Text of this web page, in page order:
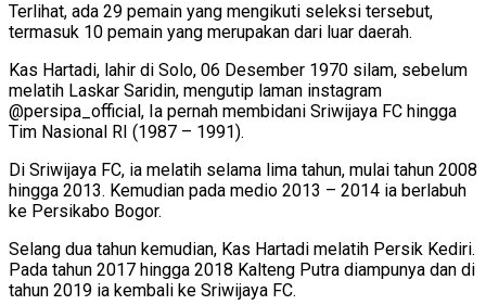
Terlihat, ada 29 pemain yang mengikuti seleksi tersebut,
termasuk 10 pemain yang merupakan dari luar daerah.
Kas Hartadi, lahir di Solo, 06 Desember 1970 silam, sebelum
melatih Laskar Saridin, mengutip laman instagram
@persipa_official, Ia pernah membidani Sriwijaya FC hingga
Tim Nasional RI (1987 – 1991).
Di Sriwijaya FC, ia melatih selama lima tahun, mulai tahun 2008
hingga 2013. Kemudian pada medio 2013 – 2014 ia berlabuh
ke Persikabo Bogor.
Selang dua tahun kemudian, Kas Hartadi melatih Persik Kediri.
Pada tahun 2017 hingga 2018 Kalteng Putra diampunya dan di
tahun 2019 ia kembali ke Sriwijaya FC.